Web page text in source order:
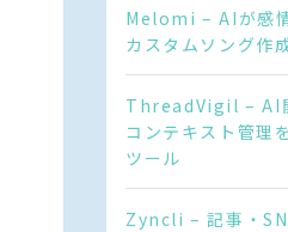
Melomi – AIが感
カスタムソング作
ThreadVigil – AI
コンテキスト管理
ツール
Zyncli – 記事・